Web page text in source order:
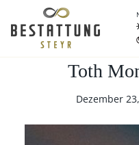
Toth
Dezember